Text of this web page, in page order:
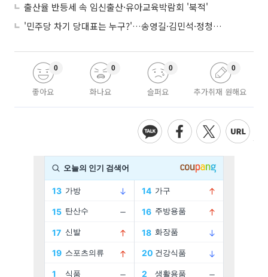
출산율 반등세 속 임신출산·유아교육박람회 '북적'
'민주당 차기 당대표는 누구?'…송영길·김민석·정청래 토론회
좋아요
0
화나요
0
슬퍼요
0
추가취재 원해요
0